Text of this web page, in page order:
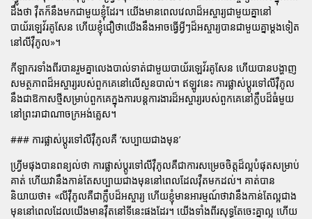
ដឹងថា វ៉ឺតក៏នឹងមកជាមួយខ្ញុំដែរ។ យើងមានពេលវេលាដ៏អស្ចារ្យជាមួយគ្នានៅ
បាយ័រឡេវ័រគូសែន ហើយខ្ញុំជឿថាយើងនឹងអាចធ្វើអ្វីៗដ៏អស្ចារ្យបានជាមួយគ្នាម្តងទៀត
នៅលីវ៉ឺភូល»។
កីឡាករទាំងពីរបានរួមគ្នាលេងបាល់ទាត់ជាមួយបាយ័រឡេវ័រគូសែន ហើយបានបង្ហាញ
សមត្ថភាពដ៏អស្ចារ្យរបស់ពួកគេនៅលើសួនបាល់។ ឥឡូវនេះ ការផ្លាស់ប្តូរទៅលីវ៉ឺភូល
នឹងជាឱកាសថ្មីសម្រាប់ពួកគេក្នុងការបន្តការងារដ៏អស្ចារ្យរបស់ពួកគេនៅក្លឹបដ៏ធំមួយ
នៅព្រះរាជាណាចក្រអង់គ្លេស។
### ការផ្លាស់ប្តូរទៅលីវ៉ឺភូលគឺ ‘សប្បាយជាងមុន’
ហ្វ្រីមផុងបានពន្យល់ថា ការផ្លាស់ប្តូរទៅលីវ៉ឺភូលគឺជាការសម្រេចចិត្តដ៏ល្អបំផុតសម្រាប់
គាត់ ហើយវានឹងកាន់តែសប្បាយជាងមុននៅពេលដែលវ៉ឺតមកដល់។ គាត់បាន
និយាយថា៖ «លីវ៉ឺភូលគឺជាក្លឹបដ៏អស្ចារ្យ ហើយខ្ញុំមានអារម្មណ៍ថាវានឹងកាន់តែល្អជាង
មុននៅពេលដែលយើងមានវ៉ឺតនៅទីនេះផងដែរ។ យើងទាំងពីរសុទ្ធតែចេះគ្នាល្អ ហើយ